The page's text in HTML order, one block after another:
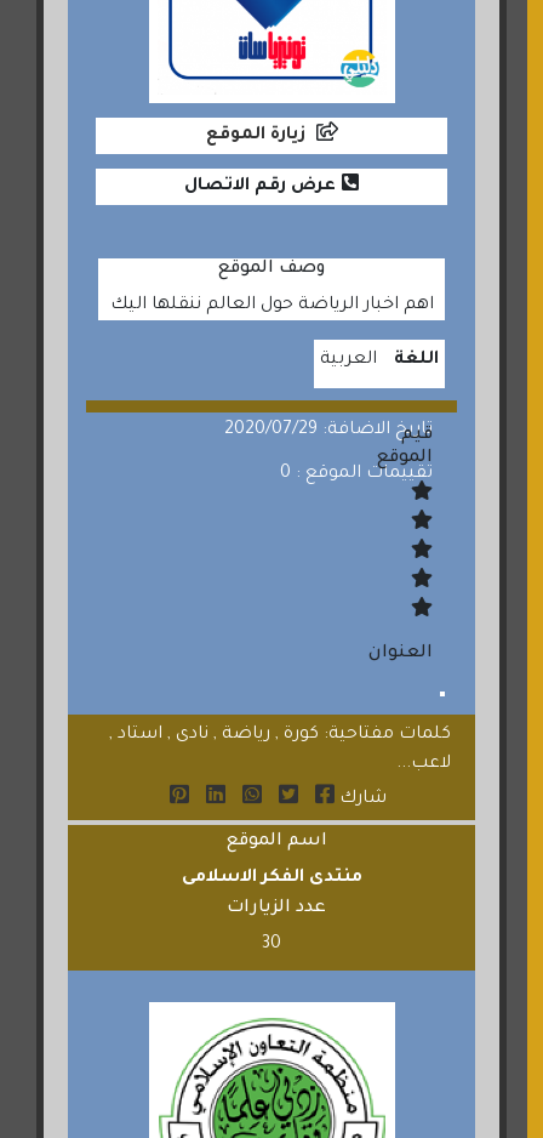
زيارة الموقع
عرض رقم الاتصال
وصف الموقع
اهم اخبار الرياضة حول العالم ننقلها اليك
اللغة العربية
تاريخ الاضافة: 2020/07/29
تقييمات الموقع : 0
قيم
الموقع
العنوان
كلمات مفتاحية: كورة , رياضة , نادى , استاد ,
لاعب...
شارك
اسم الموقع
منتدى الفكر الاسلامى
عدد الزيارات
30